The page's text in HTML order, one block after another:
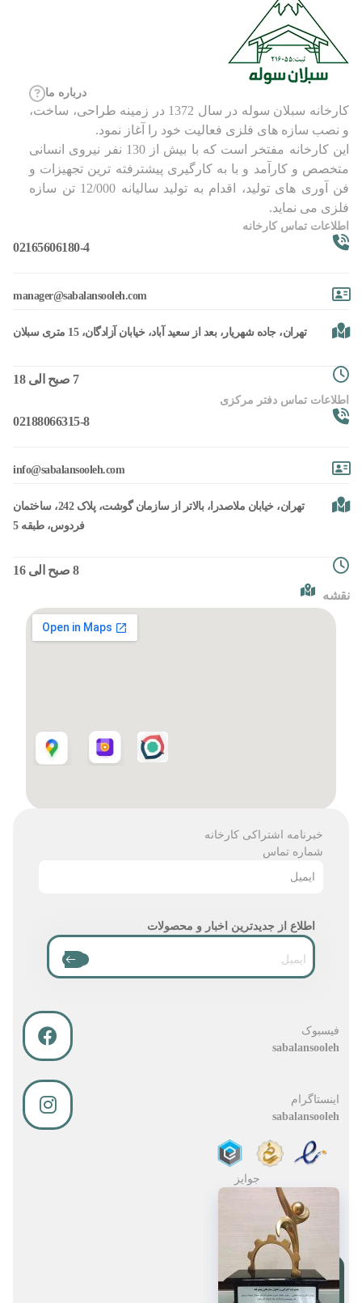
درباره ما
کارخانه سبلان سوله در سال 1372 در زمینه طراحی، ساخت،
و نصب سازه های فلزی فعالیت خود را آغاز نمود.
این کارخانه مفتخر است که با بیش از 130 نفر نیروی انسانی
متخصص و کارآمد و با به کارگیری پیشترفته ترین تجهیزات و
فن آوری های تولید، اقدام به تولید سالیانه 12/000 تن سازه
فلزی می نماید.
اطلاعات تماس کارخانه
02165606180-4
moc.heloosnalabas@reganam
تهران، جاده شهریار، بعد از سعید آباد، خیابان آزادگان، 15 متری سبلان
7 صبح الی 18
اطلاعات تماس دفتر مرکزی
02188066315-8
moc.heloosnalabas@ofni
تهران، خیابان ملاصدرا، بالاتر از سازمان گوشت، پلاک 242، ساختمان
فردوس، طبقه 5
8 صبح الی 16
نقشه
خبرنامه اشتراکی کارخانه
شماره تماس
ایمیل
اطلاع از جدیدترین اخبار و محصولات
فیسبوک
sabalansooleh
اینستاگرام
sabalansooleh
جوایز